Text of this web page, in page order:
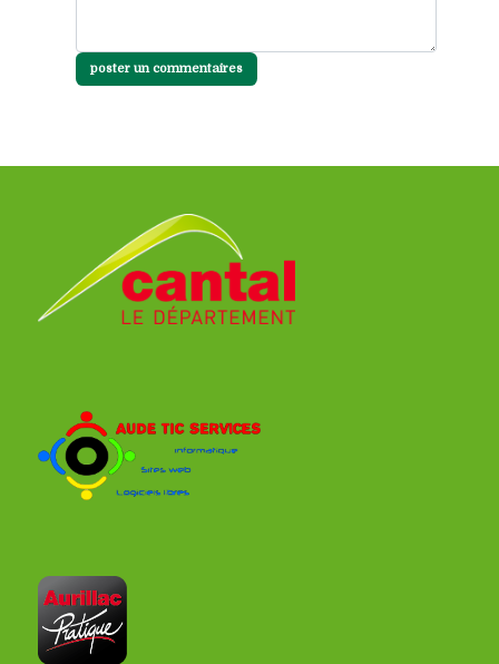
poster un commentaires